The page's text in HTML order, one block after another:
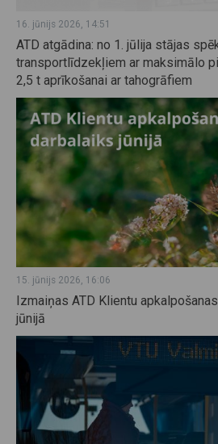
16. jūnijs 2026, 14:51
ATD atgādina: no 1. jūlija stājas
transportlīdzekļiem ar maksimālo
2,5 t aprīkošanai ar tahogrāfiem
15. jūnijs 2026, 16:06
Izmaiņas ATD Klientu
jūnijā